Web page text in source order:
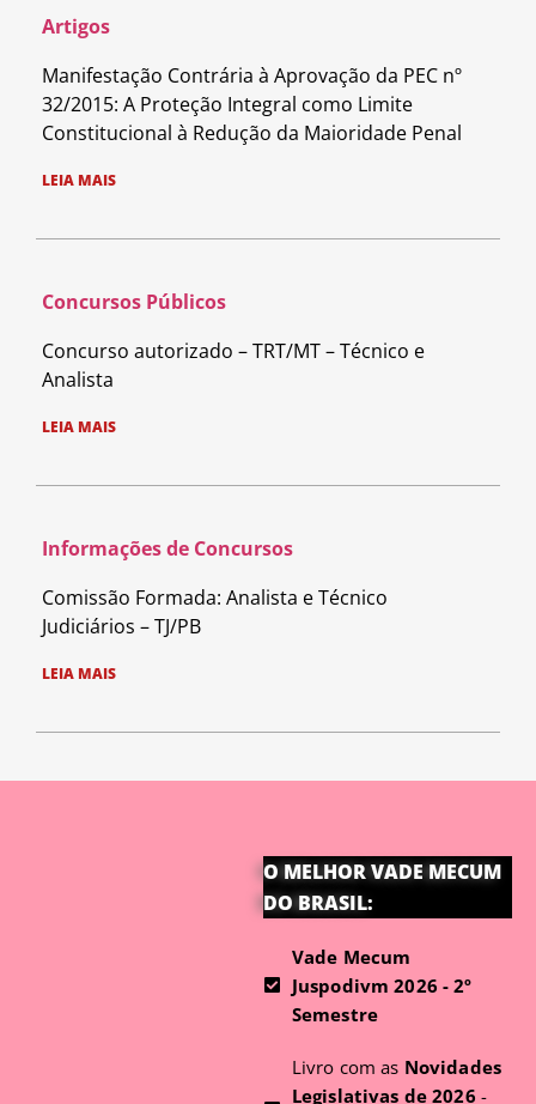
Artigos
Manifestação Contrária à Aprovação da PEC nº
32/2015: A Proteção Integral como Limite
Constitucional à Redução da Maioridade Penal
LEIA MAIS
Concursos Públicos
Concurso autorizado – TRT/MT – Técnico e
Analista
LEIA MAIS
Informações de Concursos
Comissão Formada: Analista e Técnico
Judiciários – TJ/PB
LEIA MAIS
O MELHOR VADE MECUM
DO BRASIL:
Vade Mecum
Juspodivm 2026 - 2º
Semestre
Livro com as Novidades
Legislativas de 2026 -